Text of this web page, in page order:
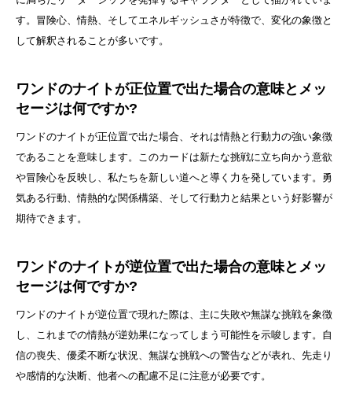
す。冒険心、情熱、そしてエネルギッシュさが特徴で、変化の象徴と
して解釈されることが多いです。
ワンドのナイトが正位置で出た場合の意味とメッ
セージは何ですか?
ワンドのナイトが正位置で出た場合、それは情熱と行動力の強い象徴
であることを意味します。このカードは新たな挑戦に立ち向かう意欲
や冒険心を反映し、私たちを新しい道へと導く力を発しています。勇
気ある行動、情熱的な関係構築、そして行動力と結果という好影響が
期待できます。
ワンドのナイトが逆位置で出た場合の意味とメッ
セージは何ですか?
ワンドのナイトが逆位置で現れた際は、主に失敗や無謀な挑戦を象徴
し、これまでの情熱が逆効果になってしまう可能性を示唆します。自
信の喪失、優柔不断な状況、無謀な挑戦への警告などが表れ、先走り
や感情的な決断、他者への配慮不足に注意が必要です。